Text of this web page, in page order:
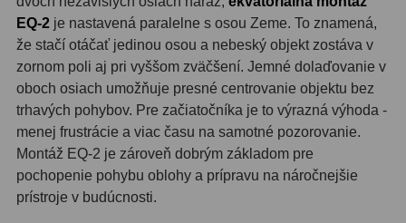
Redukcia 1,25" a 2"17
Okulárové výťahy a ostrenie 1
Hľadáčiky25
Binohlavy 3
Kolimátory22
Svietidlá 5
EQ-2 je nastavená paralelne s osou Zeme. To znamená,
že stačí otáčať jedinou osou a nebeský objekt zostáva v
zornom poli aj pri vyššom zväčšení. Jemné dolaďovanie v
oboch osiach umožňuje presné centrovanie objektu bez
trhavých pohybov. Pre začiatočníka je to výrazná výhoda -
menej frustrácie a viac času na samotné pozorovanie.
Montáž EQ-2 je zároveň dobrým základom pre
pochopenie pohybu oblohy a prípravu na náročnejšie
prístroje v budúcnosti.